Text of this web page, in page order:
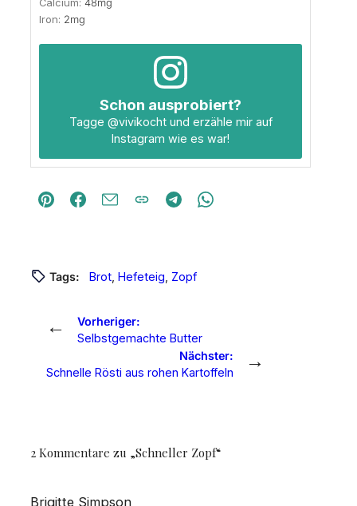
Calcium: 48mg
Iron: 2mg
Schon ausprobiert?
Tagge @vivikochtund erzähle mir auf
Instagram wie es war!
Tags: Brot Hefeteig Zopf
←
Vorheriger:
Selbstgemachte Butter
Nächster:
Schnelle Rösti aus rohen Kartoffeln
→
2 Kommentare zu „Schneller Zopf“
Brigitte Simpson